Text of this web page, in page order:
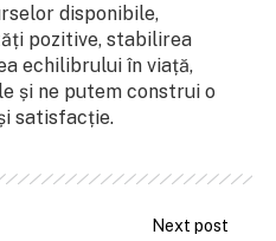
disponibile,
pozitive, stabilirea
echilibrului în viață,
și ne putem construi o
satisfacție.
Next post